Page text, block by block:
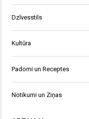
Dzīvesstils
Kultūra
Padomi un Receptes
Notikumi un Ziņas